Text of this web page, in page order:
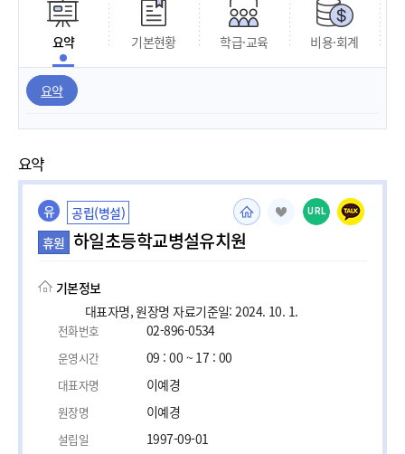
요약 기본현황 학급·교육 비용·회계
요약
요약
유
공립(병설)
휴원 하일초등학교병설유치원
URL
기본정보
대표자명, 원장명 자료기준일: 2024. 10. 1.
전화번호 02-896-0534
운영시간 09 : 00 ~ 17 : 00
대표자명 이예경
원장명 이예경
설립일 1997-09-01